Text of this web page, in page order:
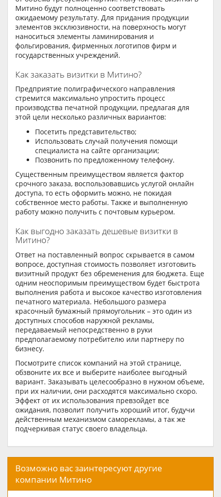
Митино будут полноценно соответствовать
ожидаемому результату. Для придания продукции
элементов эксклюзивности, на поверхность могут
наноситься элементы ламинирования и
фольгирования, фирменных логотипов фирм и
государственных учреждений.
Как заказать визитки в Митино?
Предприятие полиграфического направления
стремится максимально упростить процесс
производства печатной продукции, предлагая для
этой цели несколько различных вариантов:
Посетить представительство;
Использовать случай получения помощи
специалиста на сайте организации;
Позвонить по предложенному телефону.
Существенным преимуществом является фактор
срочного заказа, воспользовавшись услугой онлайн
доступа, то есть оформить можно, не покидая
собственное место работы. Также и выполненную
работу можно получить с почтовым курьером.
Как выгодно заказать дешевые визитки в
Митино?
Ответ на поставленный вопрос скрывается в самом
вопросе, доступная стоимость позволяет изготовить
визитный продукт без обременения для бюджета. Еще
одним неоспоримым преимуществом будет быстрота
выполнения работа и высокое качество изготовления
печатного материала. Небольшого размера
красочный бумажный прямоугольник – это один из
доступных способов наружной рекламы,
передаваемый непосредственно в руки
предполагаемому потребителю или партнеру по
бизнесу.
Посмотрите список компаний на этой странице,
обзвоните их все и выберите наиболее выгодный
вариант. Заказывать целесообразно в нужном объеме,
при их наличии, они расходятся максимально скоро.
Эффект от их использования превзойдет все
ожидания, позволит получить хороший итог, будучи
действенным механизмом саморекламы, а так же
подчеркивая статус своего владельца.
Возможно вас заинтересуют другие
компании Митино